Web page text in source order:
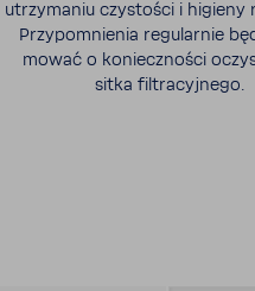
utrzy­maniu czystości i higieny
Przy­po­mnienia regu­larnie
mować o koniecz­ności
sitka filtra­cyj­nego.